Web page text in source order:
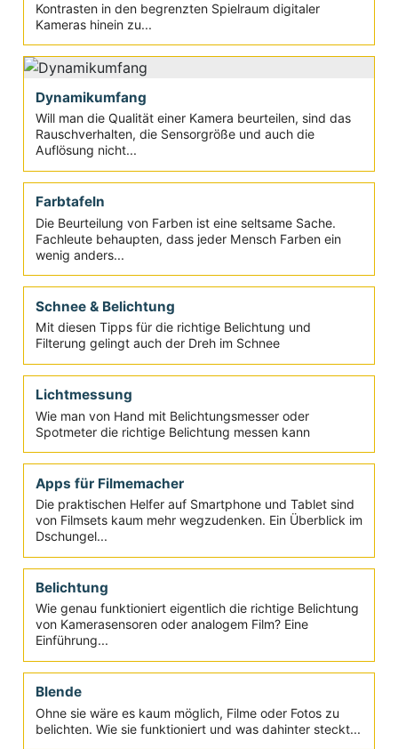
S-Log, C-Log, V-Log
Um bessere Differenzierungen von Farben und
Kameras hinein zu...
Dynamikumfang
Will man die Qualität einer Kamera beurteilen, sind das
Rauschverhalten, die Sensorgröße und auch die
Auflösung nicht...
Farbtafeln
Die Beurteilung von Farben ist eine seltsame Sache.
Fachleute behaupten, dass jeder Mensch Farben ein
wenig anders...
Schnee & Belichtung
Mit diesen Tipps für die richtige Belichtung und
Filterung gelingt auch der Dreh im Schnee
Lichtmessung
Wie man von Hand mit Belichtungsmesser oder
Spotmeter die richtige Belichtung messen kann
Apps für Filmemacher
Die praktischen Helfer auf Smartphone und Tablet sind
von Filmsets kaum mehr wegzudenken. Ein Überblick im
Dschungel...
Belichtung